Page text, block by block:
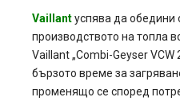
Vaillantуспява да обедини
производството на топла
Vaillant „Combi-Geyser VCW
бързото време за
променящо се според